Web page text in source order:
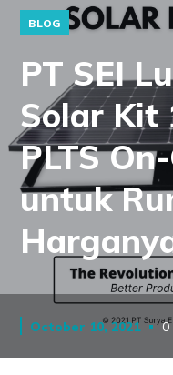
BLOG
PT SEI
Solar Kit
PLTS
untuk
October 10, 2021 0